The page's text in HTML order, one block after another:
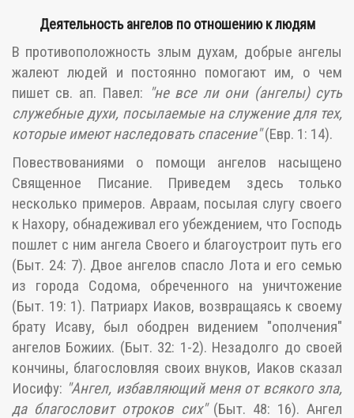
Деятельность ангелов по отношению к людям
В противоположность злым духам, добрые ангелы
жалеют людей и постоянно помогают им, о чем
пишет св. ап. Павел: "не все ли они (ангелы) суть
служебные духи, посылаемые на служение для тех,
которые имеют наследовать спасение"(Евр. 1: 14).
Повествованиями о помощи ангелов насыщено
Священное Писание. Приведем здесь только
несколько примеров. Авраам, посылая слугу своего
к Нахору, обнадеживал его убеждением, что Господь
пошлет с ним ангела Своего и благоустроит путь его
(Быт. 24: 7). Двое ангелов спасло Лота и его семью
из города Содома, обреченного на уничтожение
(Быт. 19: 1). Патриарх Иаков, возвращаясь к своему
брату Исаву, был ободрен видением "ополчения"
ангелов Божиих. (Быт. 32: 1-2). Незадолго до своей
кончины, благословляя своих внуков, Иаков сказал
Иосифу: "Ангел, избавляющий меня от всякого зла,
да благословит отроков сих"(Быт. 48: 16). Ангел